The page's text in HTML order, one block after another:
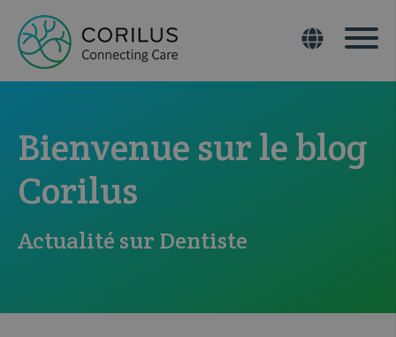
Bienvenue sur le blog
Corilus
Actualité sur Dentiste